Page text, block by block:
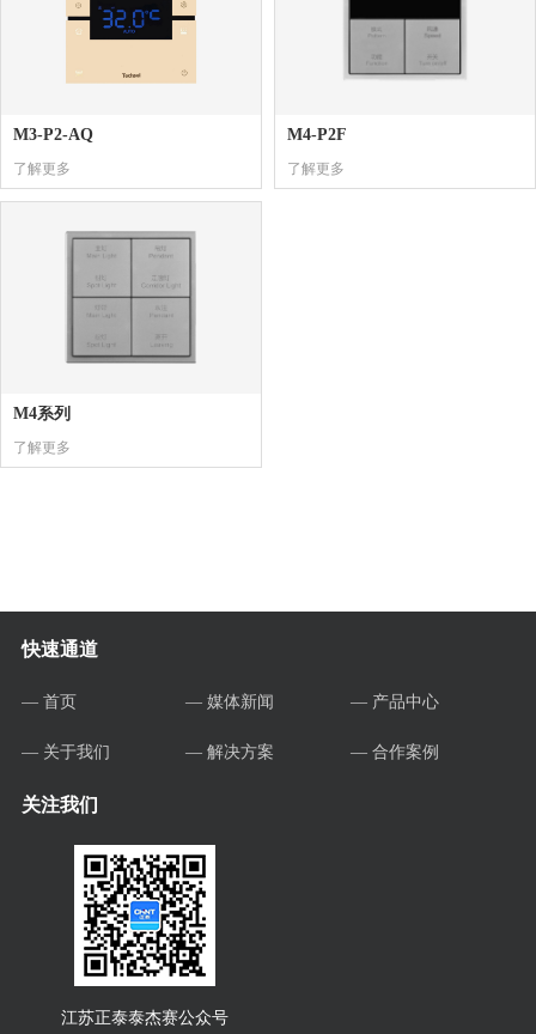
M3-P2-AQ
了解更多
M4-P2F
了解更多
M4系列
了解更多
快速通道
— 首页 — 媒体新闻 — 产品中心
— 关于我们 — 解决方案 — 合作案例
关注我们
江苏正泰泰杰赛公众号